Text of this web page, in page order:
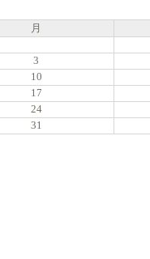
月
3
10
17
24
31